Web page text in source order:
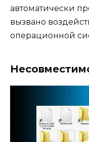
автоматически
вызвано
операционной